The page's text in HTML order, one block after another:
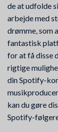
de at udfolde
arbejde med
drømme, som
fantastisk
for at få disse
rigtige
din Spotify-
kan du gøre
Spotify-